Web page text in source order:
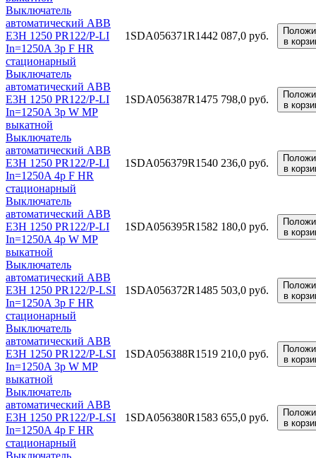
Выключатель
автоматический ABB
E3H 1250 PR122/P-LI
In=1250A 3p F HR
стационарный
1SDA056371R1442 087,0 руб.
в
Выключатель
автоматический ABB
E3H 1250 PR122/P-LI
In=1250A 3p W MP
выкатной
1SDA056387R1475 798,0 руб.
в
Выключатель
автоматический ABB
E3H 1250 PR122/P-LI
In=1250A 4p F HR
стационарный
1SDA056379R1 540 236,0 руб.
в
Выключатель
автоматический ABB
E3H 1250 PR122/P-LI
In=1250A 4p W MP
выкатной
1SDA056395R1 582 180,0 руб.
в
Выключатель
автоматический ABB
E3H 1250 PR122/P-LSI
In=1250A 3p F HR
стационарный
1SDA056372R1485 503,0 руб.
в
Выключатель
автоматический ABB
E3H 1250 PR122/P-LSI
In=1250A 3p W MP
выкатной
1SDA056388R1 519 210,0 руб.
в
Выключатель
автоматический ABB
E3H 1250 PR122/P-LSI
In=1250A 4p F HR
стационарный
1SDA056380R1 583 655,0 руб.
в
Выключатель